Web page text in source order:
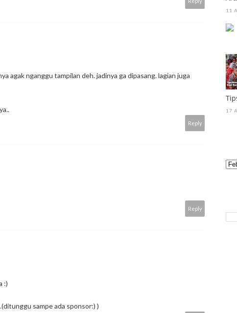
agak nganggu tampilan deh. jadinya ga dipasang. lagian juga
Reply
Reply
:)
sampe ada sponsor:) )
11
17